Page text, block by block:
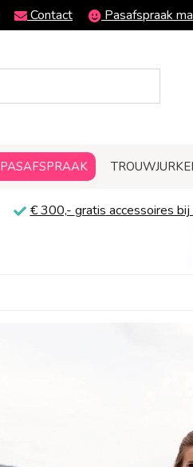
Contact Pasafspraak
PASAFSPRAAK
€ 300,- gratis accessoires